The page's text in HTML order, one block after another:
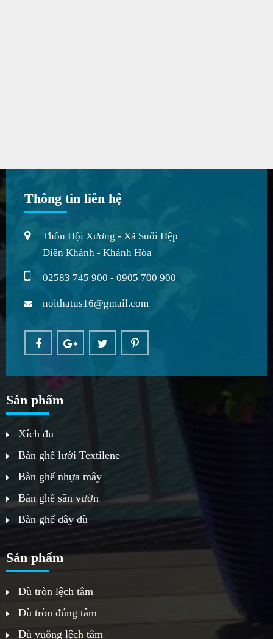
Thông tin liên hệ
Thôn Hội Xương - Xã Suối Hệp
Diên Khánh - Khánh Hòa
02583 745 900 - 0905 700 900
noithatus16@gmail.com
Sản phẩm
Xích đu
Bàn ghế lưới Textilene
Bàn ghế nhựa mây
Bàn ghế sân vườn
Bàn ghế dây dù
Sản phẩm
Dù tròn lệch tâm
Dù tròn đúng tâm
Dù vuông lệch tâm